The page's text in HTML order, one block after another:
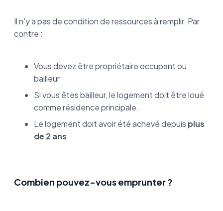
Il n'y a pas de condition de ressources à remplir. Par
contre :
Vous devez être propriétaire occupant ou
bailleur
Si vous êtes bailleur, le logement doit être loué
comme résidence principale.
Le logement doit avoir été achevé depuis plus
de 2 ans
Combien pouvez-vous emprunter ?